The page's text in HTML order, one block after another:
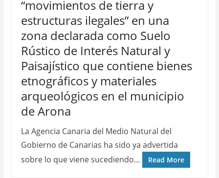
“movimientos de tierra y
estructuras ilegales” en una
zona declarada como Suelo
Rústico de Interés Natural y
Paisajístico que contiene bienes
etnográficos y materiales
arqueológicos en el municipio
de Arona
La Agencia Canaria del Medio Natural del
Gobierno de Canarias ha sido ya advertida
sobre lo que viene sucediendo…
Read More